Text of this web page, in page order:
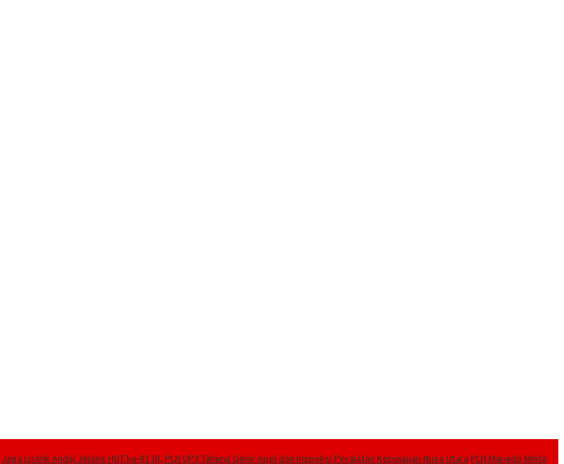
Jaga Listrik Andal Jelang HUT ke-81 RI, PLN UP3 Tahuna Gelar Apel dan Inspeksi Peralatan Kepulauan Nusa Utara PLN Manado Minta